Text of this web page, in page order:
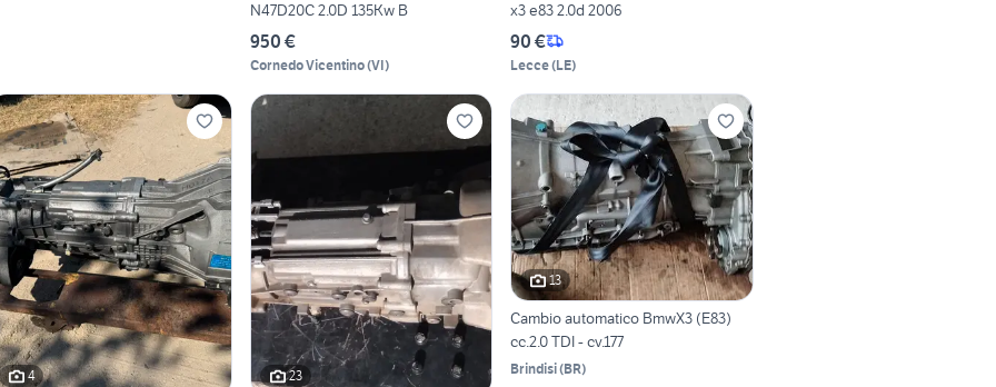
N47D20C 2.0D 135Kw B
950 €
Cornedo Vicentino(VI)
x3 e83 2.0d 2006
90 €
Lecce(LE)
4 23
13
Cambio automatico BmwX3 (E83)
cc.2.0 TDI - cv.177
Brindisi(BR)